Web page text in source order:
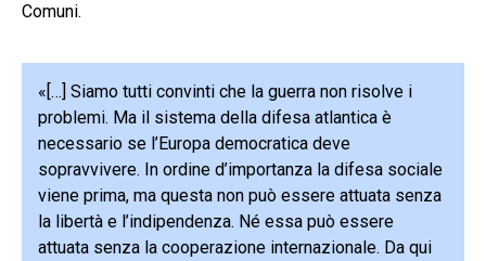
Comuni.
«[…] Siamo tutti convinti che la guerra non risolve i
problemi. Ma il sistema della difesa atlantica è
necessario se l’Europa democratica deve
sopravvivere. In ordine d’importanza la difesa sociale
viene prima, ma questa non può essere attuata senza
la libertà e l’indipendenza. Né essa può essere
attuata senza la cooperazione internazionale. Da qui